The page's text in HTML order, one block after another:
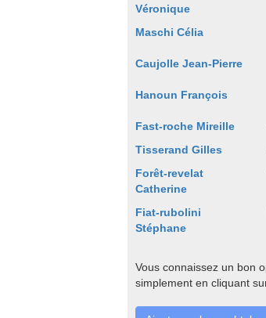
Véronique
Maschi Célia
Caujolle Jean-Pierre
Hanoun François
Fast-roche Mireille
Tisserand Gilles
Forêt-revelat
Catherine
Fiat-rubolini
Stéphane
Vous connaissez un bon
simplement en cliquant